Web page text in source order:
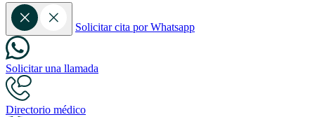
Solicitar cita por Whatsapp
Solicitar una llamada
Directorio médico